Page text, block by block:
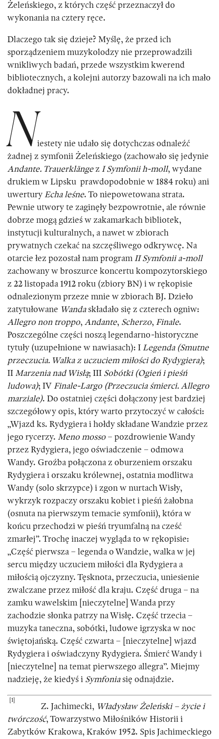
Żeleńskiego, z których część przeznaczył do
wykonania na cztery ręce.
Dlaczego tak się dzieje? Myślę, że przed ich
sporządzeniem muzykolodzy nie przeprowadzili
wnikliwych badań, przede wszystkim kwerend
bibliotecznych, a kolejni autorzy bazowali na ich mało
dokładnej pracy.
Niestety nie udało się dotychczas odnaleźć
żadnej z symfonii Żeleńskiego (zachowało się jedynie
Andante. Trauerklängez I Symfonii h-moll, wydane
drukiem w Lipsku prawdopodobnie w 1884 roku) ani
uwertury Echa leśne. To niepowetowana strata.
Pewnie utwory te zaginęły bezpowrotnie, ale równie
dobrze mogą gdzieś w zakamarkach bibliotek,
instytucji kulturalnych, a nawet w zbiorach
prywatnych czekać na szczęśliwego odkrywcę. Na
otarcie łez pozostał nam program II Symfonii a-moll
zachowany w broszurce koncertu kompozytorskiego
z 22 listopada 1912 roku (zbiory BN) i w rękopisie
odnalezionym przeze mnie w zbiorach BJ. Dzieło
zatytułowane Wanda składało się z czterech ogniw:
Allegro non troppo, Andante, Scherzo, Finale.
Poszczególne części noszą legendarno-historyczne
tytuły (uzupełnione w nawiasach): I Legenda (Smutne
przeczucia. Walka z uczuciem miłości do Rydygiera);
II Marzenia nad Wisłą; III Sobótki (Ogień i pieśń
ludowa); IV Finale-Largo (Przeczucia śmierci. Allegro
marziale). Do ostatniej części dołączony jest bardziej
szczegółowy opis, który warto przytoczyć w całości:
„Wjazd ks. Rydygiera i hołdy składane Wandzie przez
jego rycerzy. Meno mosso– pozdrowienie Wandy
przez Rydygiera, jego oświadczenie – odmowa
Wandy. Groźba połączona z oburzeniem orszaku
Rydygiera i orszaku królewnej, ostatnia modlitwa
Wandy (solo skrzypce) i zgon w nurtach Wisły,
wykrzyk rozpaczy orszaku kobiet i pieśń żałobna
(osnuta na pierwszym temacie symfonii), która w
końcu przechodzi w pieśń tryumfalną na cześć
zmarłej”. Trochę inaczej wygląda to w rękopisie:
„Część pierwsza – legenda o Wandzie, walka w jej
sercu między uczuciem miłości dla Rydygiera a
miłością ojczyzny. Tęsknota, przeczucia, uniesienie
zwalczane przez miłość dla kraju. Część druga – na
zamku wawelskim [nieczytelne] Wanda przy
zachodzie słonka patrzy na Wisłę. Część trzecia –
muzyka taneczna, sobótki, ludowe igrzyska w noc
świętojańską. Część czwarta – [nieczytelne] wjazd
Rydygiera i oświadczyny Rydygiera. Śmierć Wandy i
[nieczytelne] na temat pierwszego allegra”. Miejmy
nadzieję, że kiedyś i Symfoniasię odnajdzie.
[1]
Z. Jachimecki, Władysław Żeleński – życie i
twórczość, Towarzystwo Miłośników Historii i
Zabytków Krakowa, Kraków 1952. Spis Jachimeckiego